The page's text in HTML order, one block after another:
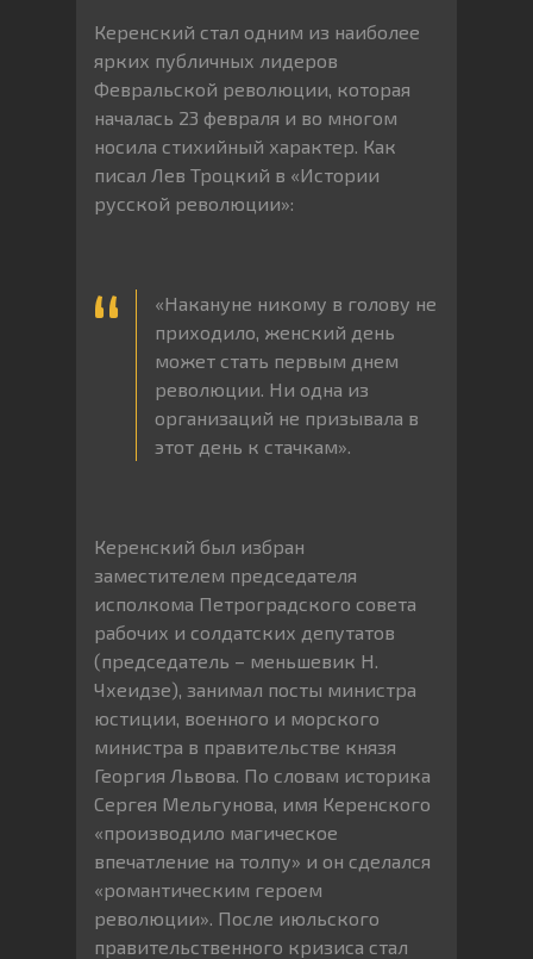
Керенский стал одним из наиболее
ярких публичных лидеров
Февральской революции, которая
началась 23 февраля и во многом
носила стихийный характер. Как
писал Лев Троцкий в «Истории
русской революции»:
«Накануне никому в голову не
приходило, женский день
может стать первым днем
революции. Ни одна из
организаций не призывала в
этот день к стачкам».
Керенский был избран
заместителем председателя
исполкома Петроградского совета
рабочих и солдатских депутатов
(председатель – меньшевик Н.
Чхеидзе), занимал посты министра
юстиции, военного и морского
министра в правительстве князя
Георгия Львова. По словам историка
Сергея Мельгунова, имя Керенского
«производило магическое
впечатление на толпу» и он сделался
«романтическим героем
революции». После июльского
правительственного кризиса стал